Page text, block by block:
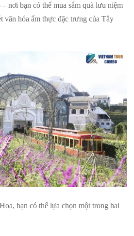
nơi bạn có thể mua sắm quà lưu niệm
văn hóa ẩm thực đặc trưng của Tây
bạn có thể lựa chọn một trong hai